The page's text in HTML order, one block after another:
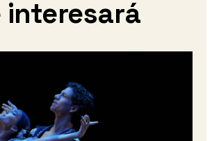
interesará